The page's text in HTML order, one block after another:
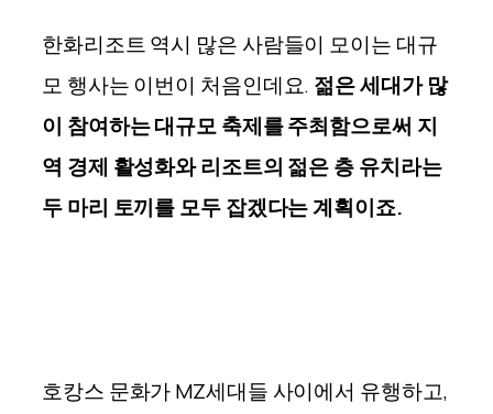
한화리조트 역시 많은 사람들이 모이는 대규
모 행사는 이번이 처음인데요. 젊은 세대가 많
이 참여하는 대규모 축제를 주최함으로써 지
역 경제 활성화와 리조트의 젊은 층 유치라는
두 마리 토끼를 모두 잡겠다는 계획이죠.
호캉스 문화가 MZ세대들 사이에서 유행하고,